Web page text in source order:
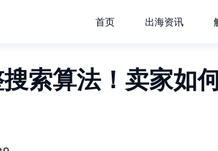
首页 出海资讯
索算法！卖家如